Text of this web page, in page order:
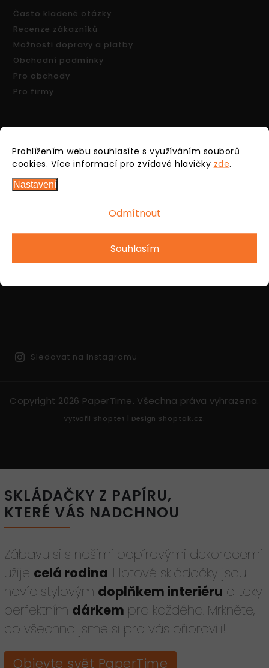
Prohlížením webu souhlasíte s využíváním souborů
cookies. Více informací pro zvídavé hlavičky zde.
Nastavení
Odmítnout
Souhlasím
Často kladené otázky
Recenze zákazníků
Možnosti dopravy a platby
Obchodní podmínky
Pro obchody
Pro firmy
FACEBOOK
Sledovat na Instagramu
Copyright 2026 PaperTime. Všechna práva vyhrazena.
Vytvořil Shoptet | Design Shoptak.cz.
SKLÁDAČKY Z PAPÍRU,
KTERÉ VÁS NADCHNOU
Zábavu si s našimi papírovými dekoracemi
užije celá rodina. Hotové skládačky jsou
navíc stylovým doplňkem interiéru a taky
perfektním dárkem pro každého. Mrkněte,
co všechno jsme si pro vás připravili!
Objevte svět PaperTime